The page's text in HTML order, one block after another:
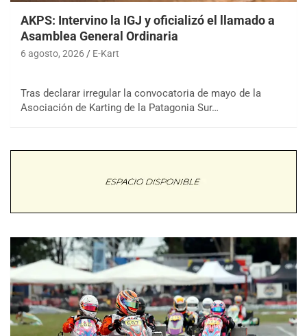
AKPS: Intervino la IGJ y oficializó el llamado a
Asamblea General Ordinaria
6 agosto, 2026 E-Kart
Tras declarar irregular la convocatoria de mayo de la
Asociación de Karting de la Patagonia Sur…